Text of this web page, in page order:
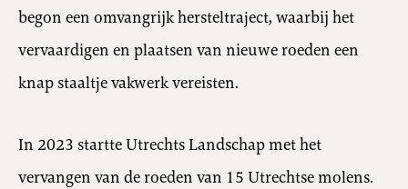
begon een omvangrijk hersteltraject, waarbij het
vervaardigen en plaatsen van nieuwe roeden een
knap staaltje vakwerk vereisten.
In 2023 startte Utrechts Landschap met het
vervangen van de roeden van 15 Utrechtse molens.